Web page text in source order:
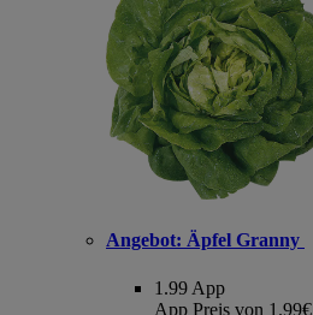
Angebot: Äpfel Granny
1.99 App
App Preis von 1.99€